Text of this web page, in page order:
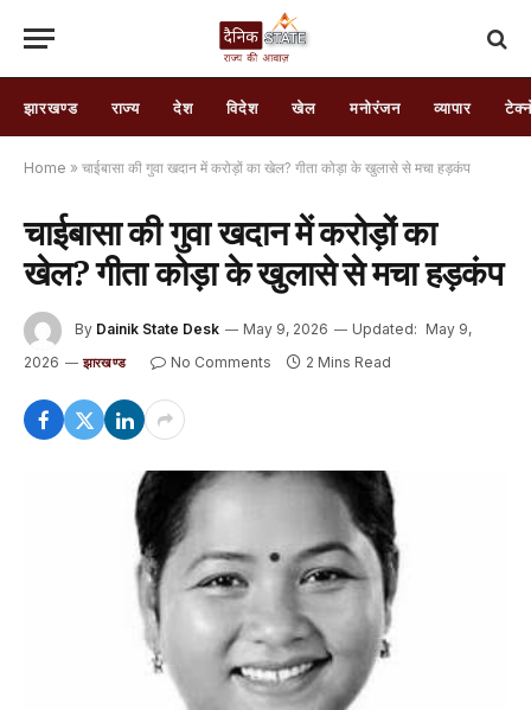
झारखण्ड राज्य देश विदेश खेल मनोरंजन व्यापार
Home » चाईबासा की गुवा खदान में करोड़ों का खेल? गीता कोड़ा के खुलासे से मचा हड़कंप
चाईबासा की गुवा खदान में करोड़ों का
खेल? गीता कोड़ा के खुलासे से मचा हड़कंप
By Dainik State Desk May 9, 2026 Updated: May 9,
2026
झारखण्ड No Comments 2 Mins Read